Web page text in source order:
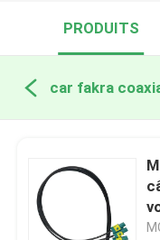
PRODUITS
car fakra